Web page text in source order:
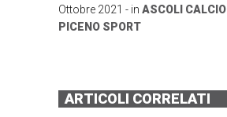
Ottobre 2021 - in ASCOLI CALCIO
PICENO SPORT
ARTICOLI CORRELATI